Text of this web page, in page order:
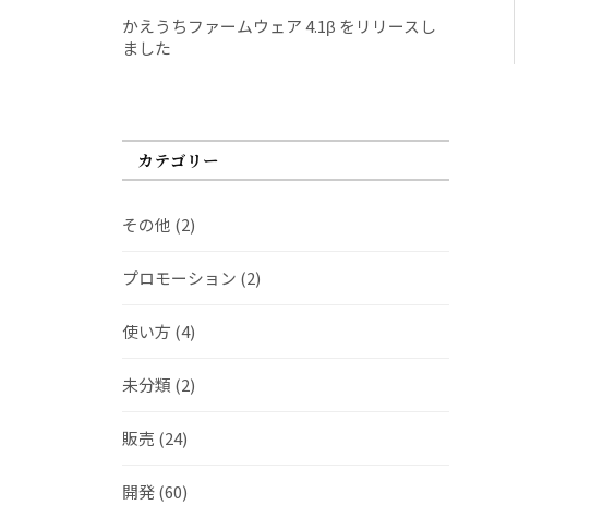
かえうちファームウェア 4.1β をリリースし
ました
カテゴリー
その他 (2)
プロモーション (2)
使い方 (4)
未分類 (2)
販売 (24)
開発(60)